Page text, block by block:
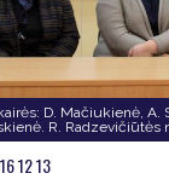
D. Mačiukienė, A.
R. Radzevičiūtės
12 13